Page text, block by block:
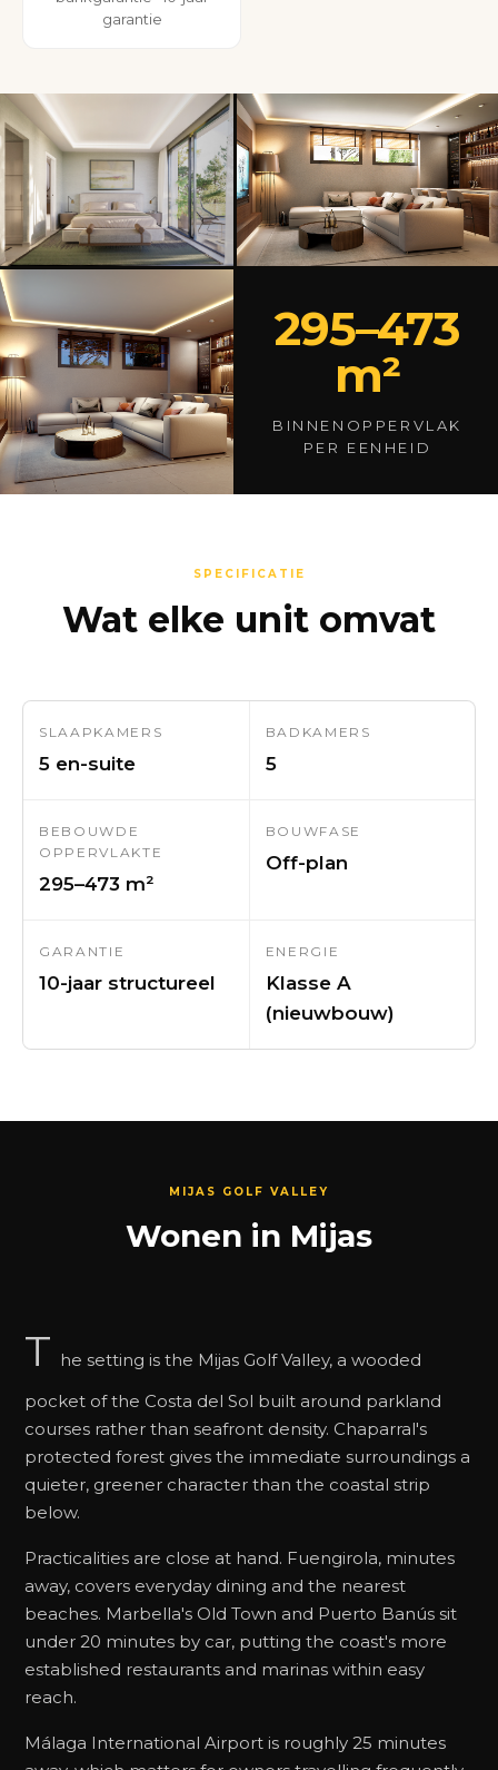
garantie
295–473
m²
BINNENOPPERVLAK
PER EENHEID
SPECIFICATIE
Wat elke unit omvat
SLAAPKAMERS
5 en-suite
BADKAMERS
5
BEBOUWDE
OPPERVLAKTE
295–473 m²
BOUWFASE
Off-plan
GARANTIE
10-jaar structureel
ENERGIE
Klasse A
(nieuwbouw)
MIJAS GOLF VALLEY
Wonen in Mijas
T he setting is the Mijas Golf Valley, a wooded
pocket of the Costa del Sol built around parkland
courses rather than seafront density. Chaparral's
protected forest gives the immediate surroundings a
quieter, greener character than the coastal strip
below.
Practicalities are close at hand. Fuengirola, minutes
away, covers everyday dining and the nearest
beaches. Marbella's Old Town and Puerto Banús sit
under 20 minutes by car, putting the coast's more
established restaurants and marinas within easy
reach.
Málaga International Airport is roughly 25 minutes